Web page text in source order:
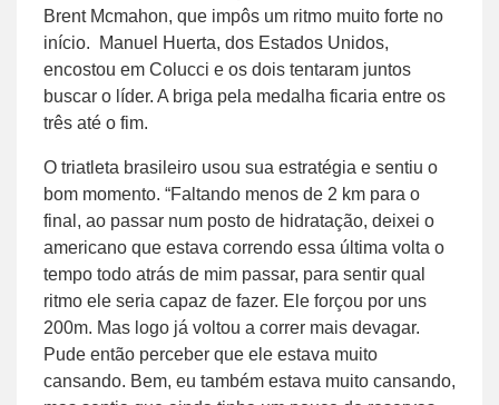
Brent Mcmahon, que impôs um ritmo muito forte no
início. Manuel Huerta, dos Estados Unidos,
encostou em Colucci e os dois tentaram juntos
buscar o líder. A briga pela medalha ficaria entre os
três até o fim.
O triatleta brasileiro usou sua estratégia e sentiu o
bom momento. “Faltando menos de 2 km para o
final, ao passar num posto de hidratação, deixei o
americano que estava correndo essa última volta o
tempo todo atrás de mim passar, para sentir qual
ritmo ele seria capaz de fazer. Ele forçou por uns
200m. Mas logo já voltou a correr mais devagar.
Pude então perceber que ele estava muito
cansando. Bem, eu também estava muito cansando,